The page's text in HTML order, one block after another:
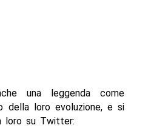
una leggenda come
della loro evoluzione, e si
loro su Twitter: